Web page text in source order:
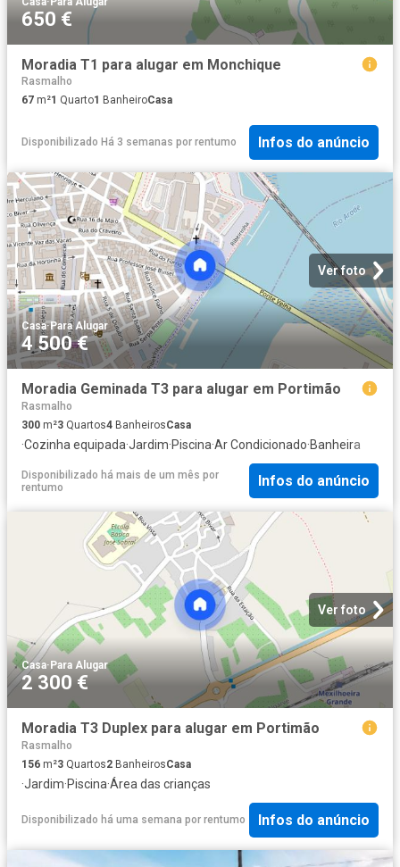
650 €
Moradia T1 para alugar em Monchique
Rasmalho
67 m²1 Quarto1 BanheiroCasa
Disponibilizado Há 3 semanas por rentumo Infos do anúncio
Ver foto
Casa·Para Alugar
4 500 €
Moradia Geminada T3 para alugar em Portimão
Rasmalho
300 m²3 Quartos4 BanheirosCasa
·Cozinha equipada·Jardim·Piscina·Ar Condicionado·Banheira
Disponibilizado há mais de um mês por
rentumo
Infos do anúncio
Ver foto
Casa·Para Alugar
2 300 €
Moradia T3 Duplex para alugar em Portimão
Rasmalho
156 m²3 Quartos2 BanheirosCasa
·Jardim·Piscina·Área das crianças
Disponibilizado há uma semana por rentumo Infos do anúncio